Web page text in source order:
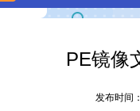
PE镜像
发布时间